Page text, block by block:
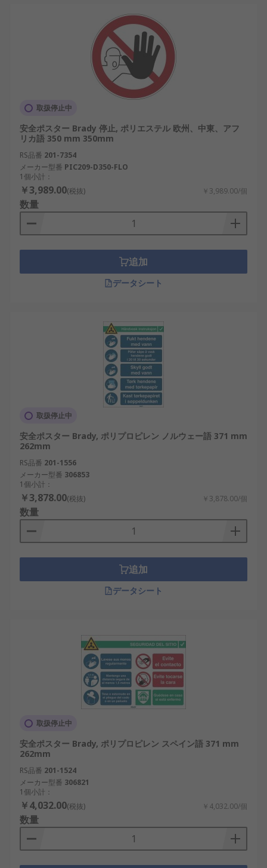
取扱停止中
安全ポスター Brady 停止, ポリエステル 欧州、中東、アフ
リカ語 350 mm 350mm
RS品番 201-7354
メーカー型番 PIC209-D350-FLO
1個小計：
￥3,989.00(税抜) ￥3,989.00/個
数量
追加
データシート
取扱停止中
安全ポスター Brady, ポリプロピレン ノルウェー語 371 mm
262mm
RS品番 201-1556
メーカー型番 306853
1個小計：
￥3,878.00(税抜) ￥3,878.00/個
数量
追加
データシート
取扱停止中
安全ポスター Brady, ポリプロピレン スペイン語 371 mm
262mm
RS品番 201-1524
メーカー型番 306821
1個小計：
￥4,032.00(税抜) ￥4,032.00/個
数量